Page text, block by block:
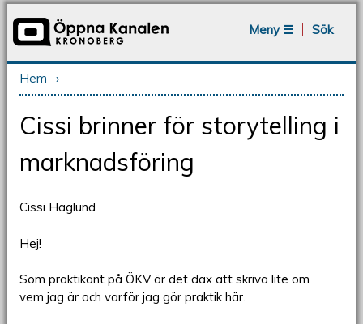
Meny ☰
Sök
Du är här
Hem ›
Cissi brinner för storytelling i
marknadsföring
Cissi Haglund
Hej!
Som praktikant på ÖKV är det dax att skriva lite om
vem jag är och varför jag gör praktik här.